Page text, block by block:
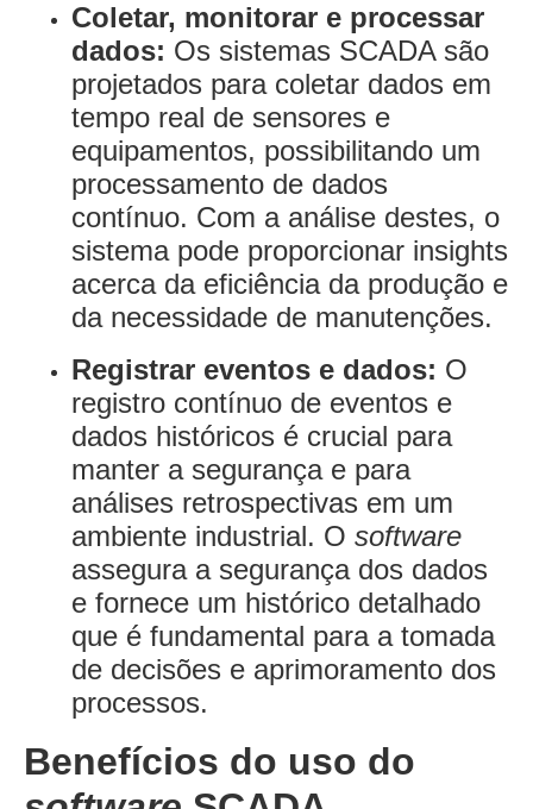
Coletar, monitorar e processar
dados: Os sistemas SCADA são
projetados para coletar dados em
tempo real de sensores e
equipamentos, possibilitando um
processamento de dados
contínuo. Com a análise destes, o
sistema pode proporcionar insights
acerca da eficiência da produção e
da necessidade de manutenções.
Registrar eventos e dados: O
registro contínuo de eventos e
dados históricos é crucial para
manter a segurança e para
análises retrospectivas em um
ambiente industrial. O software
assegura a segurança dos dados
e fornece um histórico detalhado
que é fundamental para a tomada
de decisões e aprimoramento dos
processos.
Benefícios do uso do